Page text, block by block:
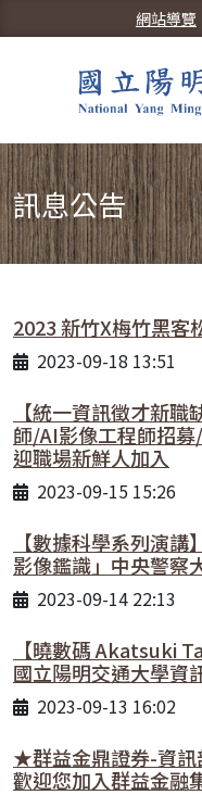
網站導覽
訊息公告
2023 新竹X梅竹黑客
2023-09-18 13:51
【統一資訊徵才新
師/AI影像工程師招
迎職場新鮮人加入
2023-09-15 15:26
【數據科學系列演
影像鑑識」中央警察
2023-09-14 22:13
【曉數碼 Akatsuki
國立陽明交通大學資
2023-09-13 16:02
★群益金鼎證券-資訊
歡迎您加入群益金融